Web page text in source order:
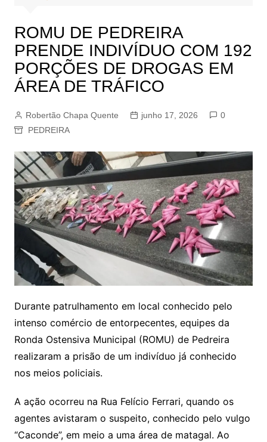
ROMU DE PEDREIRA
PRENDE INDIVÍDUO COM 192
PORÇÕES DE DROGAS EM
ÁREA DE TRÁFICO
Robertão Chapa Quente junho 17, 2026
0
PEDREIRA
Durante patrulhamento em local conhecido pelo
intenso comércio de entorpecentes, equipes da
Ronda Ostensiva Municipal (ROMU) de Pedreira
realizaram a prisão de um indivíduo já conhecido
nos meios policiais.
A ação ocorreu na Rua Felício Ferrari, quando os
agentes avistaram o suspeito, conhecido pelo vulgo
“Caconde”, em meio a uma área de matagal. Ao